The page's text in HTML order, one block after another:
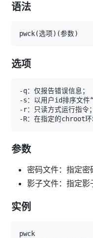
语法
pwck(选项) (参数)
选项
-s：以用户id排序文
参数
密码文件：指定密
影子文件：指定影
实例